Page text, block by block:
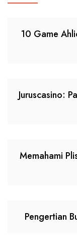
10 Game
Juruscasino:
Memahami
Pengertian